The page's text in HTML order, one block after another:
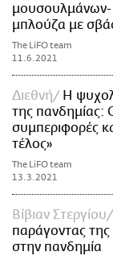
μπλούζα με
The LiFO team
11.6.2021
Διεθνή
Η
της πανδημίας:
συμπεριφορές
τέλος»
The LiFO team
13.3.2021
Βίβιαν Στεργίου
παράγοντας της
στην πανδημία